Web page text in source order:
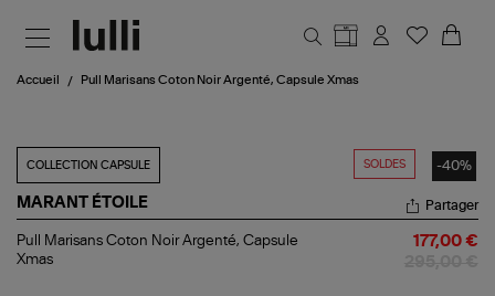
Accueil Pull Marisans Coton Noir Argenté, Capsule Xmas
SOLDES -40%
COLLECTION CAPSULE
MARANT ÉTOILE
Pull
Marisans
Partager
Pull Marisans Coton Noir Argenté, Capsule
Xmas
177,00 €